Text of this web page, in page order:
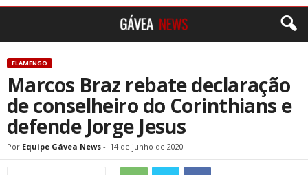
FLAMENGO
Marcos Braz rebate declaração
de conselheiro do Corinthians e
defende Jorge Jesus
Por Equipe Gávea News - 14 de junho de 2020